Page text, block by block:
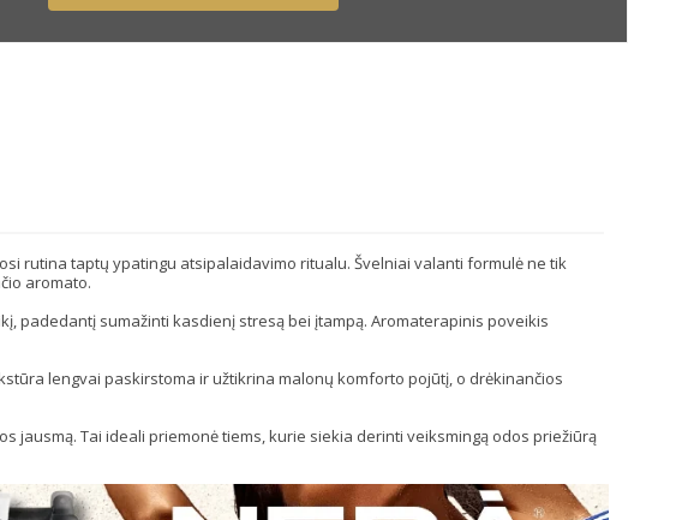
rutina taptų ypatingu atsipalaidavimo ritualu. Švelniai valanti formulė ne tik
aromato.
padedantį sumažinti kasdienį stresą bei įtampą. Aromaterapinis poveikis
lengvai paskirstoma ir užtikrina malonų komforto pojūtį, o drėkinančios
jausmą. Tai ideali priemonė tiems, kurie siekia derinti veiksmingą odos priežiūrą